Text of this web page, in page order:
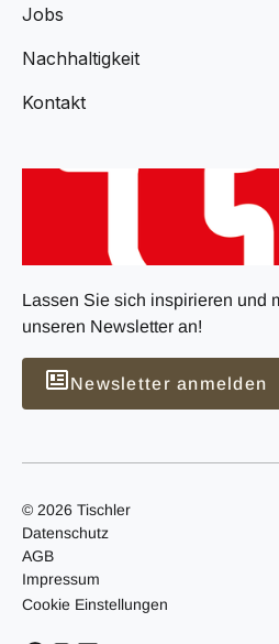
Jobs
Nachhaltigkeit
Kontakt
Lassen Sie sich inspirieren und
unseren Newsletter an!
Newsletter anmelden
© 2026 Tischler
Datenschutz
AGB
Impressum
Cookie Einstellungen